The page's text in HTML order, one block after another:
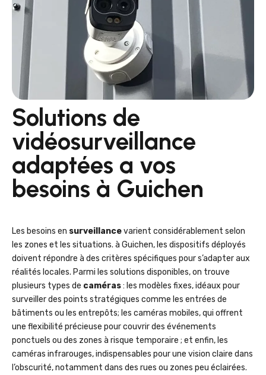
Solutions de
vidéosurveillance
adaptées a vos
besoins à Guichen
Les besoins en surveillancevarient considérablement selon
les zones et les situations. à Guichen, les dispositifs déployés
doivent répondre à des critères spécifiques pour s’adapter aux
réalités locales. Parmi les solutions disponibles, on trouve
plusieurs types de caméras: les modèles fixes, idéaux pour
surveiller des points stratégiques comme les entrées de
bâtiments ou les entrepôts; les caméras mobiles, qui offrent
une flexibilité précieuse pour couvrir des événements
ponctuels ou des zones à risque temporaire ; et enfin, les
caméras infrarouges, indispensables pour une vision claire dans
l’obscurité, notamment dans des rues ou zones peu éclairées.